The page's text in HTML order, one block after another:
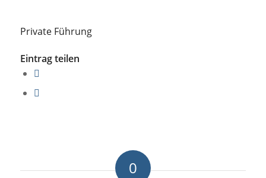
Private Führung
Eintrag teilen
0